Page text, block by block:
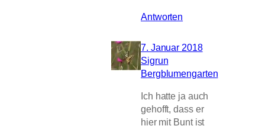
Antworten
7. Januar 2018
Sigrun
Bergblumengarten
Ich hatte ja auch
gehofft, dass er
hier mit Bunt ist